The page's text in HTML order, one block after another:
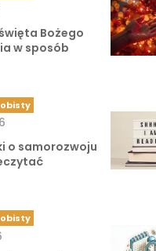
Bożego
w sposób …
o samorozwoju